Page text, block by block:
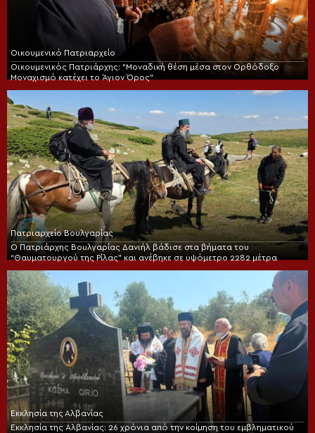
Οικουμενικό Πατριαρχείο
Οικουμενικός Πατριάρχης: “Μοναδική θέση μέσα στον Ορθόδοξο
Μοναχισμό κατέχει το Άγιον Όρος”
Πατριαρχείο Βουλγαρίας
Ο Πατριάρχης Βουλγαρίας Δανιήλ βάδισε στα βήματα του
“Θαυματουργού της Ρίλας” και ανέβηκε σε υψόμετρο 2282 μέτρα
Εκκλησία της Αλβανίας
Εκκλησία της Αλβανίας: 26 χρόνια από την κοίμηση του εμβληματικού